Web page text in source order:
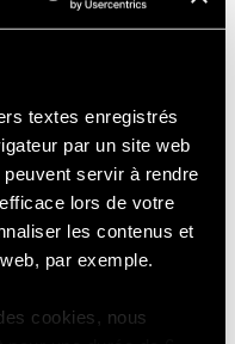
textes enregistrés
par un site web
servir à rendre
lors de votre
les contenus et
par exemple.
cookies, nous
en déterminer
agents de
de travailavec